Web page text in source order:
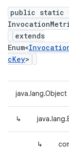
public static
extends
Enum<
cKey>
java.lang.Object
↳
↳